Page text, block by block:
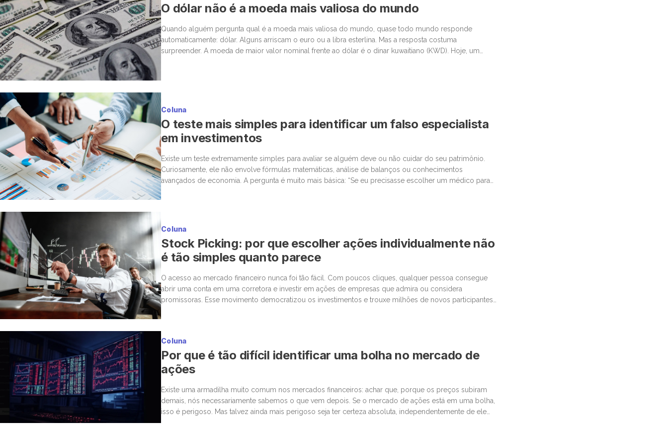
O dólar não é a moeda mais valiosa do mundo
Quando alguém pergunta qual é a moeda mais valiosa do mundo, quase todo mundo responde
automaticamente: dólar. Alguns arriscam o euro ou a libra esterlina. Mas a resposta costuma
surpreender. A moeda de maior valor nominal frente ao dólar é o dinar kuwaitiano (KWD). Hoje, um
Coluna
O teste mais simples para identificar um falso especialista
em investimentos
Existe um teste extremamente simples para avaliar se alguém deve ou não cuidar do seu patrimônio.
Curiosamente, ele não envolve fórmulas matemáticas, análise de balanços ou conhecimentos
avançados de economia. A pergunta é muito mais básica: “Se eu precisasse escolher um médico para
Coluna
Stock Picking: por que escolher ações individualmente não
é tão simples quanto parece
O acesso ao mercado financeiro nunca foi tão fácil. Com poucos cliques, qualquer pessoa consegue
abrir uma conta em uma corretora e investir em ações de empresas que admira ou considera
promissoras. Esse movimento democratizou os investimentos e trouxe milhões de novos participantes
Coluna
Por que é tão difícil identificar uma bolha no mercado de
ações
Existe uma armadilha muito comum nos mercados financeiros: achar que, porque os preços subiram
demais, nós necessariamente sabemos o que vem depois. Se o mercado de ações está em uma bolha,
isso é perigoso. Mas talvez ainda mais perigoso seja ter certeza absoluta, independentemente de ele